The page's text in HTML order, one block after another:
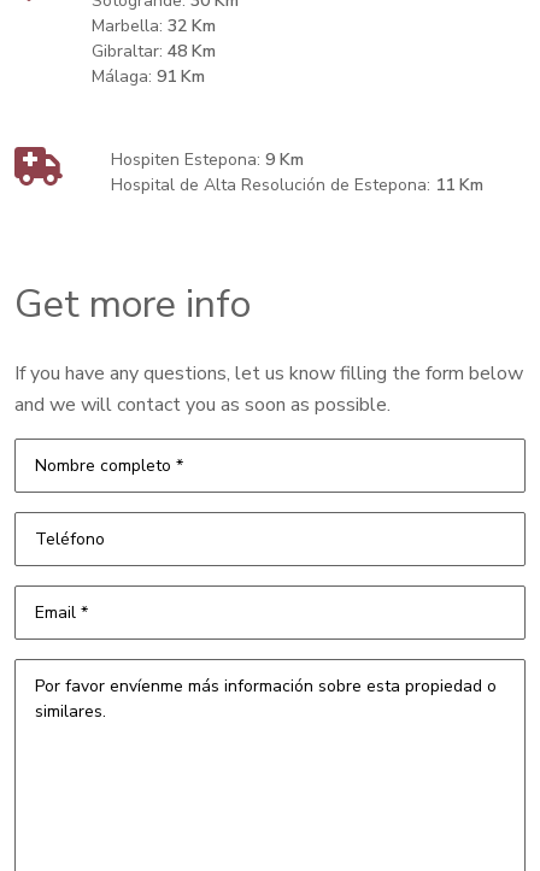
Marbella:32 Km
Gibraltar:48 Km
Málaga:91 Km
Hospiten Estepona:9 Km
Hospital de Alta Resolución de Estepona: 11 Km
Get more info
If you have any questions, let us know filling the form below
and we will contact you as soon as possible.